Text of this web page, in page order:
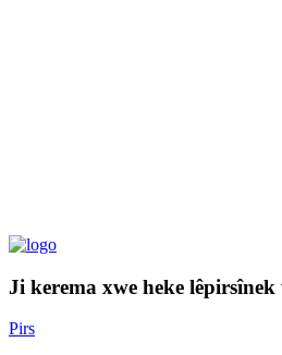
Ji kerema xwe heke
Pirs